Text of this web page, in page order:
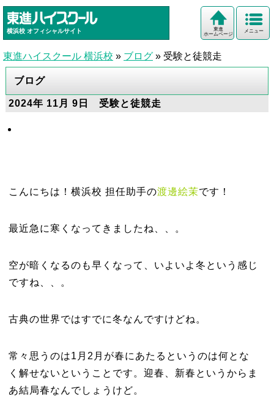
横浜校 オフィシャルサイト メニュー
東進
ホームページ
東進ハイスクール 横浜校 » ブログ » 受験と徒競走
ブログ
2024年 11月 9日 受験と徒競走
こんにちは！横浜校 担任助手の渡邊絵茉です！
最近急に寒くなってきましたね、、。
空が暗くなるのも早くなって、いよいよ冬という感じ
ですね、、。
古典の世界ではすでに冬なんですけどね。
常々思うのは1月2月が春にあたるというのは何とな
く解せないということです。迎春、新春というからま
あ結局春なんでしょうけど。